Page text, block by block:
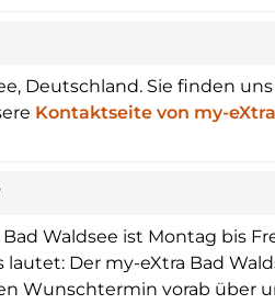
Deutschland. Sie finden
Kontaktseite von my-
Waldsee ist Montag bis
Der my-eXtra Bad
Wunschtermin vorab über